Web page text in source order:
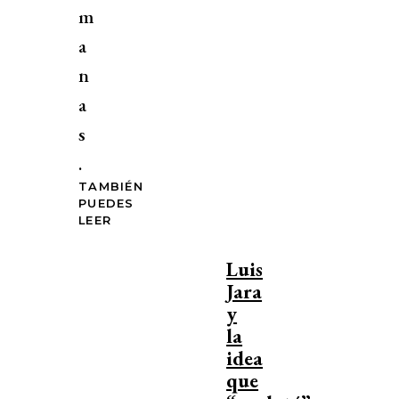
m
a
n
a
s
.
TAMBIÉN
PUEDES
LEER
Luis
Jara
y
la
idea
que